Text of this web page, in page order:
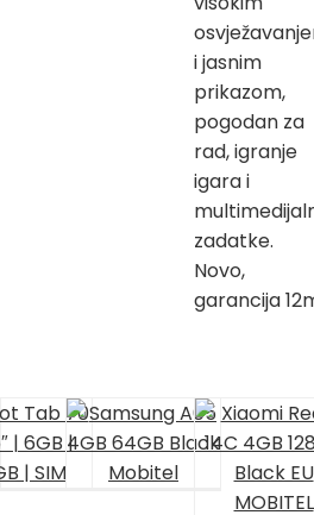
i jasnim
prikazom,
pogodan za
rad, igranje
igara i
zadatke.
Novo,
garancija